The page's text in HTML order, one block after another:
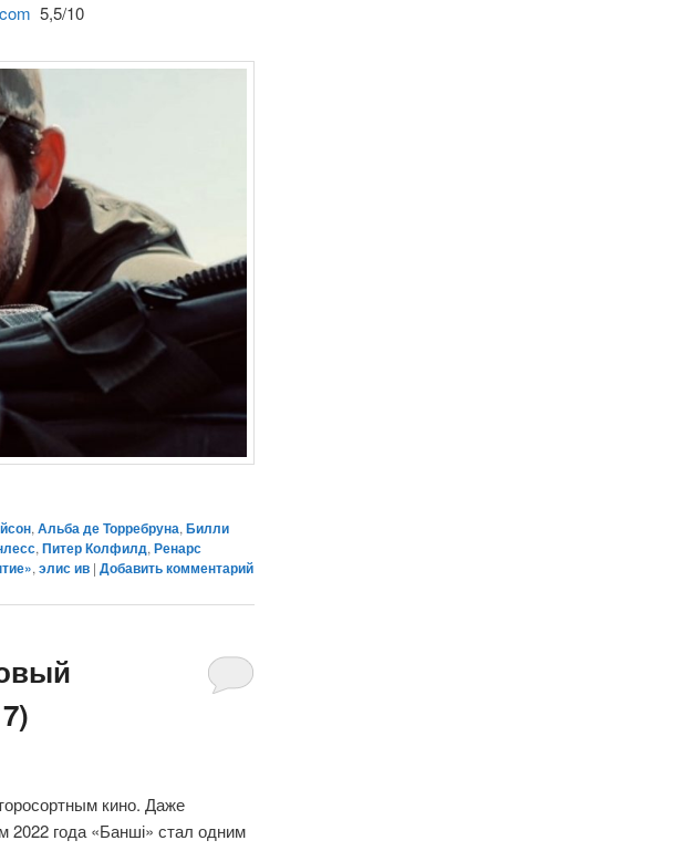
5,5/10
,Альба де Торребруна,Билли
,Питер Колфилд,Ренарс
,элис ив |Добавить комментарий
кино. Даже
2022 года «Банші» стал одним